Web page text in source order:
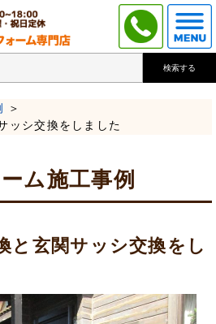
検索する
ッシ交換をしました
ム施工事例
と玄関サッシ交換をし